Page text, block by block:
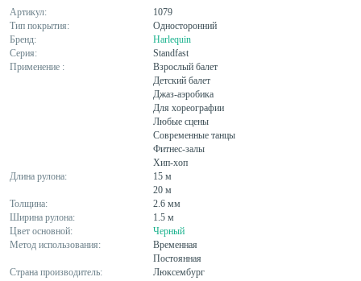
Артикул:
1079
Тип покрытия:
Односторонний
Бренд:
Harlequin
Серия:
Standfast
Применение :
Взрослый балет
Детский балет
Джаз-аэробика
Для хореографии
Любые сцены
Современные танцы
Фитнес-залы
Хип-хоп
Длина рулона:
15 м
20 м
Толщина:
2.6 мм
Ширина рулона:
1.5 м
Цвет основной:
Черный
Метод использования:
Временная
Постоянная
Страна производитель:
Люксембург